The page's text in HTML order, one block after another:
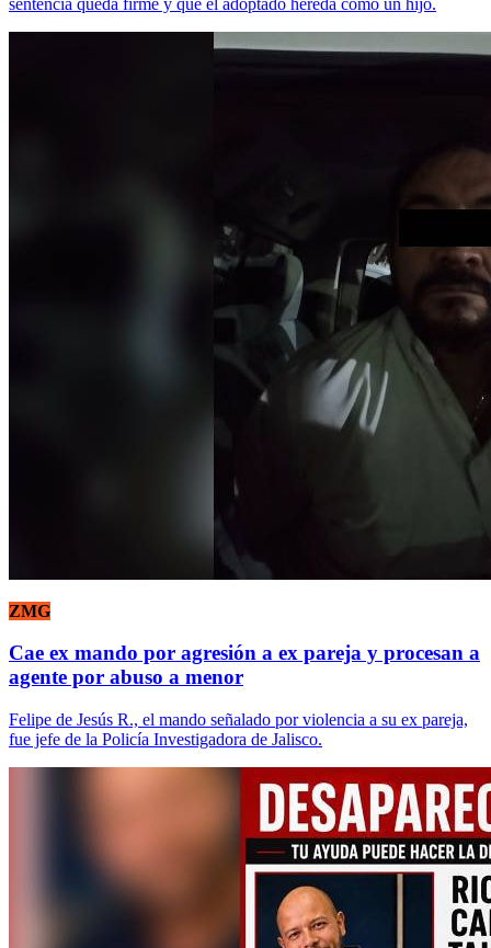
ZMG
Cae ex mando por agresión a ex pareja y procesan a
agente por abuso a menor
Felipe de Jesús R., el mando señalado por violencia a su ex pareja,
fue jefe de la Policía Investigadora de Jalisco.